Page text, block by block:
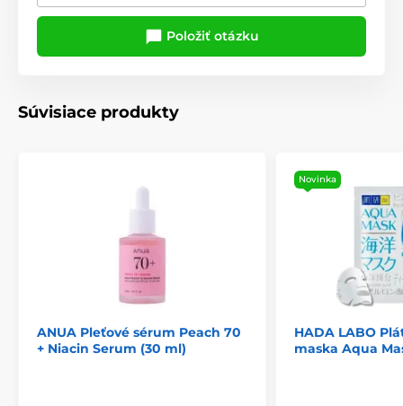
Položiť otázku
Súvisiace produkty
ANUA Pleťové sérum Peach 70
+ Niacin Serum (30 ml)
Novinka
HADA LABO
maska Aqua